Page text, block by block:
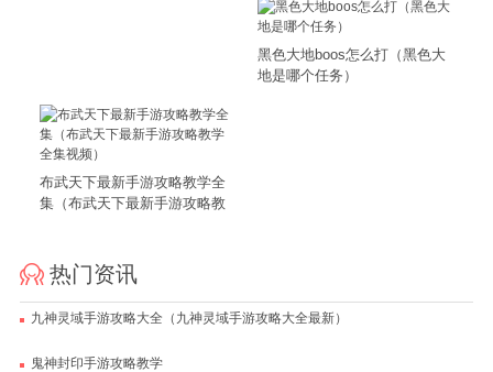
黑色大地boos怎么打（黑色大
地是哪个任务）
布武天下最新手游攻略教学全
集（布武天下最新手游攻略教
热门资讯
九神灵域手游攻略大全（九神灵域手游攻略大全最新）
鬼神封印手游攻略教学